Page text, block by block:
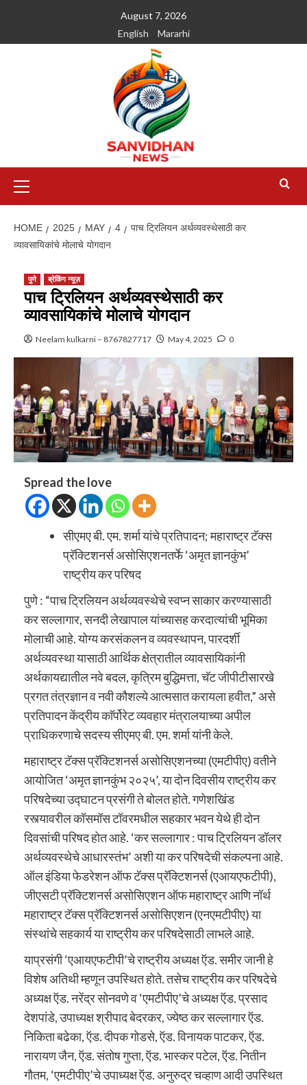
August 7, 2026
English
Mararhi
HOME 2025 MAY 4
पाच ट्रिलियन अर्थव्यवस्थेसाठी कर
व्यावसायिकांचे मोलाचे योगदान
पुणे ब्रेकिंग न्यूज़
पाच ट्रिलियन अर्थव्यवस्थेसाठी कर
व्यावसायिकांचे मोलाचे योगदान
Neelam kulkarni – 8767827717 May 4, 2025 0
Spread the love
सीएमए बी. एम. शर्मा यांचे प्रतिपादन; महाराष्ट्र टॅक्स
प्रॅक्टिशनर्स असोसिएशनतर्फे ‘अमृत ज्ञानकुंभ’
राष्ट्रीय कर परिषद
पुणे : “पाच ट्रिलियन अर्थव्यवस्थेचे स्वप्न साकार करण्यासाठी
कर सल्लागार, सनदी लेखापाल यांच्यासह करदात्यांची भूमिका
मोलाची आहे. योग्य करसंकलन व व्यवस्थापन, पारदर्शी
अर्थव्यवस्था यासाठी आर्थिक क्षेत्रातील व्यावसायिकांनी
अर्थकायद्यातील नवे बदल, कृत्रिम बुद्धिमत्ता, चॅट जीपीटीसारखे
प्रगत तंत्रज्ञान व नवी कौशल्ये आत्मसात करायला हवीत,” असे
प्रतिपादन केंद्रीय काॅर्पोरेट व्यवहार मंत्रालयाच्या अपील
प्राधिकरणाचे सदस्य सीएमए बी. एम. शर्मा यांनी केले.
महाराष्ट्र टॅक्स प्रॅक्टिशनर्स असोसिएशनच्या (एमटीपीए) वतीने
आयोजित ‘अमृत ज्ञानकुंभ २०२५’, या दोन दिवसीय राष्ट्रीय कर
परिषदेच्या उद्घाटन प्रसंगी ते बोलत होते. गणेशखिंड
रस्त्यावरील कॉसमॉस टॉवरमधील सहकार भवन येथे ही दोन
दिवसांची परिषद होत आहे. ‘कर सल्लागार : पाच ट्रिलियन डॉलर
अर्थव्यवस्थेचे आधारस्तंभ’ अशी या कर परिषदेची संकल्पना आहे.
ऑल इंडिया फेडरेशन ऑफ टॅक्स प्रॅक्टिशनर्स (एआयएफटीपी),
जीएसटी प्रॅक्टिशनर्स असोसिएशन ऑफ महाराष्ट्र आणि नॉर्थ
महाराष्ट्र टॅक्स प्रॅक्टिशनर्स असोसिएशन (एनएमटीपीए) या
संस्थांचे सहकार्य या राष्ट्रीय कर परिषदेसाठी लाभले आहे.
याप्रसंगी ‘एआयएफटीपी’चे राष्ट्रीय अध्यक्ष ऍड. समीर जानी हे
विशेष अतिथी म्हणून उपस्थित होते. तसेच राष्ट्रीय कर परिषदेचे
अध्यक्ष ऍड. नरेंद्र सोनवणे व ‘एमटीपीए’चे अध्यक्ष ऍड. प्रसाद
देशपांडे, उपाध्यक्ष श्रीपाद बेदरकर, ज्येष्ठ कर सल्लागार ऍड.
निकिता बढेका, ऍड. दीपक गोडसे, ऍड. विनायक पाटकर, ऍड.
नारायण जैन, ऍड. संतोष गुप्ता, ऍड. भास्कर पटेल, ऍड. नितीन
गौतम, ‘एमटीपीए’चे उपाध्यक्ष ऍड. अनुरुद्र चव्हाण आदी उपस्थित